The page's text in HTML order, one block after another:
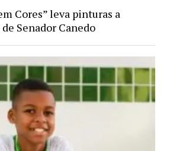
Cores” leva pinturas a
Senador Canedo